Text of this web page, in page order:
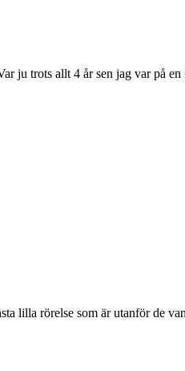
ju trots allt 4 år sen jag var på
lilla rörelse som är utanför de